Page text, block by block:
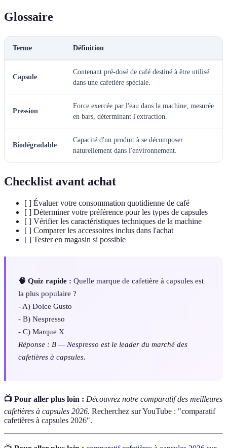
Glossaire
Terme Définition
Capsule
Contenant pré-dosé de café destiné à être utilisé
dans une cafetière spéciale.
Pression
Force exercée par l'eau dans la machine, mesurée
en bars, déterminant l'extraction.
Biodégradable
Capacité d'un produit à se décomposer
naturellement dans l'environnement.
Checklist avant achat
[ ] Évaluer votre consommation quotidienne de café
[ ] Déterminer votre préférence pour les types de capsules
[ ] Vérifier les caractéristiques techniques de la machine
[ ] Comparer les accessoires inclus dans l'achat
[ ] Tester en magasin si possible
🧠 Quiz rapide : Quelle marque de cafetière à capsules est
la plus populaire ?
- A) Dolce Gusto
- B) Nespresso
- C) Marque X
Réponse : B — Nespresso est le leader du marché des
cafetières à capsules.
📺 Pour aller plus loin : Découvrez notre comparatif des meilleures
cafetières à capsules 2026. Recherchez sur YouTube : "comparatif
cafetières à capsules 2026".